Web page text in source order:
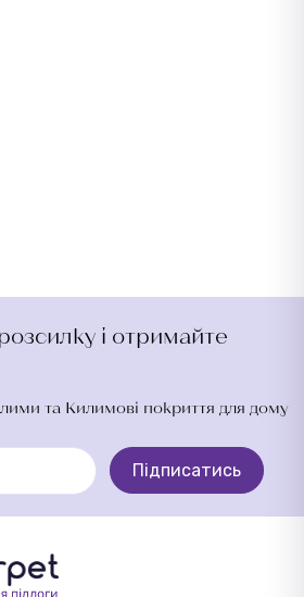
і отримайте
та Килимові покриття для дому
Підписатись